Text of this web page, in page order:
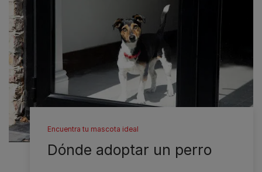
Encuentra tu mascota ideal
Dónde adoptar un perro